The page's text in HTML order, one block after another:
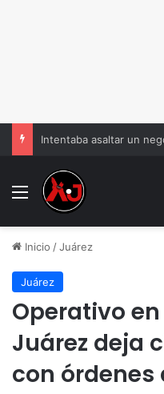
Menu
Inicio /Juárez
Juárez
Operativo
Juárez deja
con órdenes